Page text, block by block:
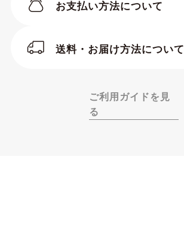
お支払い方法について
送料・お届け方法について
ご利用ガイドを見
る